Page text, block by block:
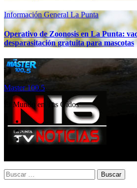
Información GeneralLa Punta
Operativo de Zoonosis en La Punta:
desparasitación gratuita para mascotas
Master 100.5
El Mundo en Tus Oídos
Buscar: